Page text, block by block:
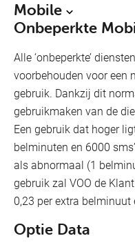
Mobile
Onbeperkte
Alle ‘onbeperkte’
voorbehouden voor een
gebruik. Dankzij dit
gebruikmaken van de
Een gebruik dat hoger
belminuten en 6000
als abnormaal (1
gebruik zal VOO de
0,23 per extra belminuut
Optie Data